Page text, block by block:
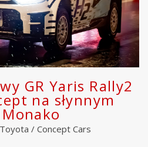
GR Yaris Rally2
na słynnym
Toyota / Concept Cars